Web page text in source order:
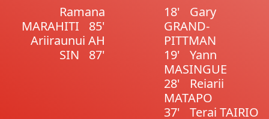
Ramana
MARAHITI
85'
Ariiraunui AH
SIN
87'
18'
Gary
GRAND-
PITTMAN
19'
Yann
MASINGUE
28'
Reiarii
MATAPO
37'
Terai TAIRIO